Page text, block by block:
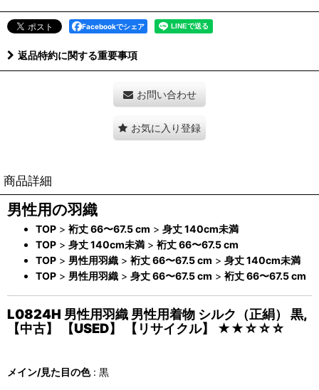
Facebookでシェア
返品特約に関する重要事項
お問い合わせ
お気に入り登録
商品詳細
男性用の羽織
TOP > 裄丈 66〜67.5 cm > 身丈 140cm未満
TOP > 身丈 140cm未満 > 裄丈 66〜67.5 cm
TOP > 男性用羽織 > 裄丈 66〜67.5 cm > 身丈 140cm未満
TOP > 男性用羽織 > 身丈 66〜67.5 cm > 裄丈 66〜67.5 cm
L0824H 男性用羽織 男性用着物 シルク（正絹） 黒,
【中古】 【USED】 【リサイクル】 ★★☆☆☆
メイン/見た目の色: 黒